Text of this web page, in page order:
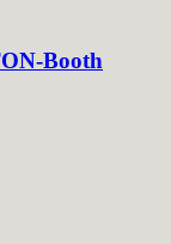
Booth